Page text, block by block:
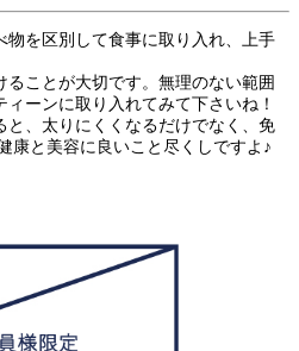
物を区別して食事に取り入れ、上手
ことが大切です。無理のない範囲
ーンに取り入れてみて下さいね！
と、太りにくくなるだけでなく、免
康と美容に良いこと尽くしですよ♪